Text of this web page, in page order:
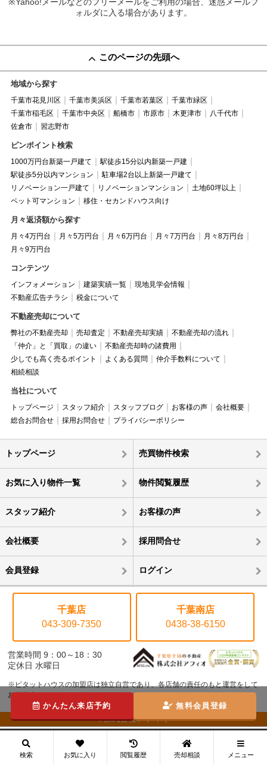
ォルダに入る場合があります。
このページの先頭へ
地域から探す
千葉市花見川区 千葉市美浜区 千葉市若葉区
千葉市緑区
千葉市稲毛区
千葉市中央区 船橋市 市原市 木更津市
八千代市
佐倉市
習志野市
ピンポイント検索
1000万円台新築一戸建て
駅徒歩15分以内新築一戸建
駅徒歩5分以内マンション
駐車場2台以上新築一戸建て
リノベーション一戸建て
リノベーションマンション
土地60坪以上
ペット可マンション
移住・セカンドハウス向け
月々返済額から探す
月々4万円台 月々5万円台 月々6万円台 月々7万円台
月々8万円台
月々9万円台
コンテンツ
インフォメーション 建築実績一覧
現地見学会情報
不動産広告チラシ
税金について
不動産売却について
弊社の不動産売却 売却査定 不動産売却実績
不動産売却の流れ
「仲介」と「買取」の違い
不動産売却時の諸費用
少しでも高く売るポイント
よくある質問
仲介手数料について
相続相談
当社について
トップページ スタッフ紹介 スタッフブログ お客様の声
会社概要
総合お問合せ
採用お問合せ プライバシーポリシー
トップページ 売買物件検索
お気に入り物件一覧 物件閲覧履歴
スタッフ紹介 お客様の声
会社概要 採用問合せ
会員登録 ログイン
千葉店
043-309-7350
千葉南店
0438-38-6150
営業時間 9：00～18：30
定休日 水曜日
※ピタットハウスの加盟店は独立自営であり、各店舗の責任のもと運営をして
おります。
©株式会社アフィオ
かんたん来店予約 無料会員登録
検索 お気に入り 閲覧履歴 売却相談 メニュー